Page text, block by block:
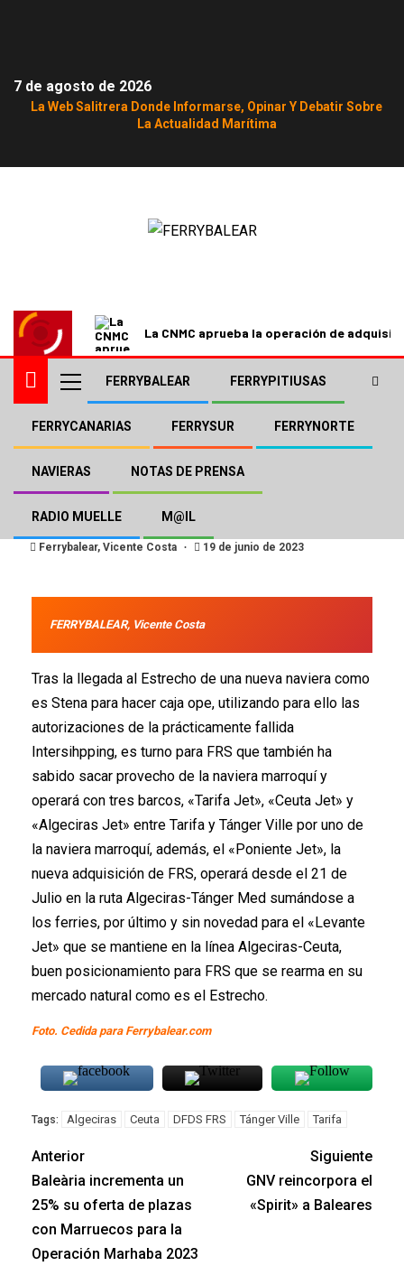
7 de agosto de 2026
La Web Salitrera Donde Informarse, Opinar Y Debatir Sobre
La Actualidad Marítima
La CNMC aprueba la operación de
FERRYBALEAR FERRYPITIUSAS
FERRYCANARIAS FERRYSUR FERRYNORTE
NAVIERAS NOTAS DE PRENSA
RADIO MUELLE M@IL
FRS también aprovecha la
debacle de Intershipping
Ferrybalear, Vicente Costa 19 de junio de 2023
FERRYBALEAR, Vicente Costa
Tras la llegada al Estrecho de una nueva naviera como
es Stena para hacer caja ope, utilizando para ello las
autorizaciones de la prácticamente fallida
Intersihpping, es turno para FRS que también ha
sabido sacar provecho de la naviera marroquí y
operará con tres barcos, «Tarifa Jet», «Ceuta Jet» y
«Algeciras Jet» entre Tarifa y Tánger Ville por uno de
la naviera marroquí, además, el «Poniente Jet», la
nueva adquisición de FRS, operará desde el 21 de
Julio en la ruta Algeciras-Tánger Med sumándose a
los ferries, por último y sin novedad para el «Levante
Jet» que se mantiene en la línea Algeciras-Ceuta,
buen posicionamiento para FRS que se rearma en su
mercado natural como es el Estrecho.
Foto. Cedida para Ferrybalear.com
Tags: Algeciras Ceuta DFDS FRS Tánger Ville Tarifa
Anterior
Baleària incrementa un
25% su oferta de plazas
con Marruecos para la
Operación Marhaba 2023
Siguiente
GNV reincorpora el
«Spirit» a Baleares